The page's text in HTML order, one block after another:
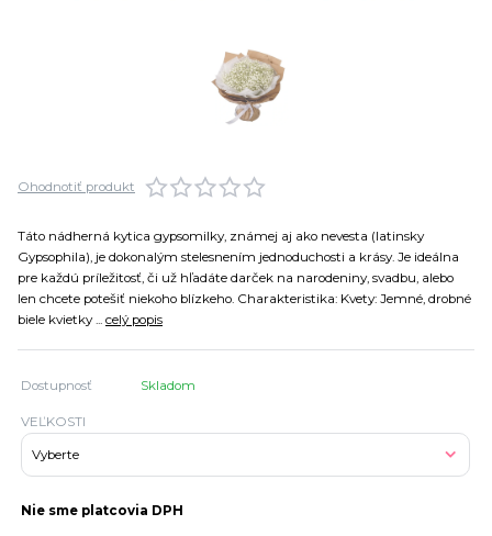
Ohodnotiť produkt
Táto nádherná kytica gypsomilky, známej aj ako nevesta (latinsky
Gypsophila), je dokonalým stelesnením jednoduchosti a krásy. Je ideálna
pre každú príležitosť, či už hľadáte darček na narodeniny, svadbu, alebo
len chcete potešiť niekoho blízkeho. Charakteristika: Kvety: Jemné, drobné
biele kvietky ... celý popis
Dostupnosť Skladom
VEĽKOSTI
Nie sme platcovia DPH